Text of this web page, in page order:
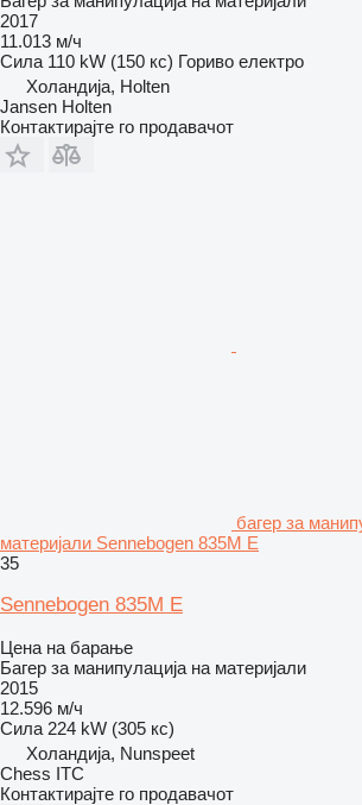
2017
11.013 м/ч
Сила 110 kW (150 кс) Гориво електро
Холандија, Holten
Jansen Holten
Контактирајте го продавачот
багер за
материјали Sennebogen 835M E
35
Sennebogen 835M E
Цена на барање
Багер за манипулација на материјали
2015
12.596 м/ч
Сила 224 kW (305 кс)
Холандија, Nunspeet
Chess ITC
Контактирајте го продавачот